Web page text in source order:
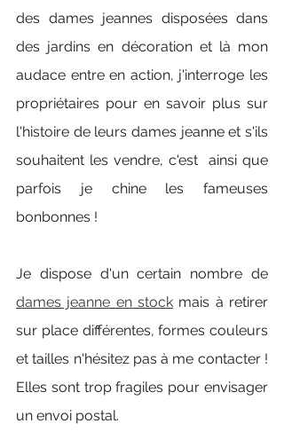
des dames jeannes disposées dans
des jardins en décoration et là mon
audace entre en action, j'interroge les
propriétaires pour en savoir plus sur
l'histoire de leurs dames jeanne et s'ils
souhaitent les vendre, c'est  ainsi que
parfois je chine les fameuses
bonbonnes !
dames jeanne en stock mais à retirer
sur place différentes, formes couleurs
et tailles n'hésitez pas à me contacter !
Elles sont trop fragiles pour envisager
un envoi postal.